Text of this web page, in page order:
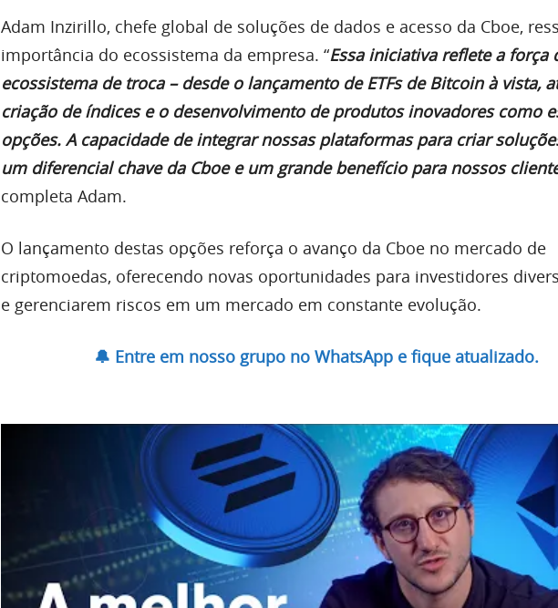
Adam Inzirillo, chefe global de soluções de dados e acesso da Cboe,
importância do ecossistema da empresa. “Essa iniciativa reflete a força
ecossistema de troca – desde o lançamento de ETFs de Bitcoin à vista,
criação de índices e o desenvolvimento de produtos inovadores como
opções. A capacidade de integrar nossas plataformas para criar
um diferencial chave da Cboe e um grande benefício para nossos
completa Adam.
O lançamento destas opções reforça o avanço da Cboe no mercado de
criptomoedas, oferecendo novas oportunidades para investidores
e gerenciarem riscos em um mercado em constante evolução.
🔔 Entre em nosso grupo no WhatsApp e fique atualizado.